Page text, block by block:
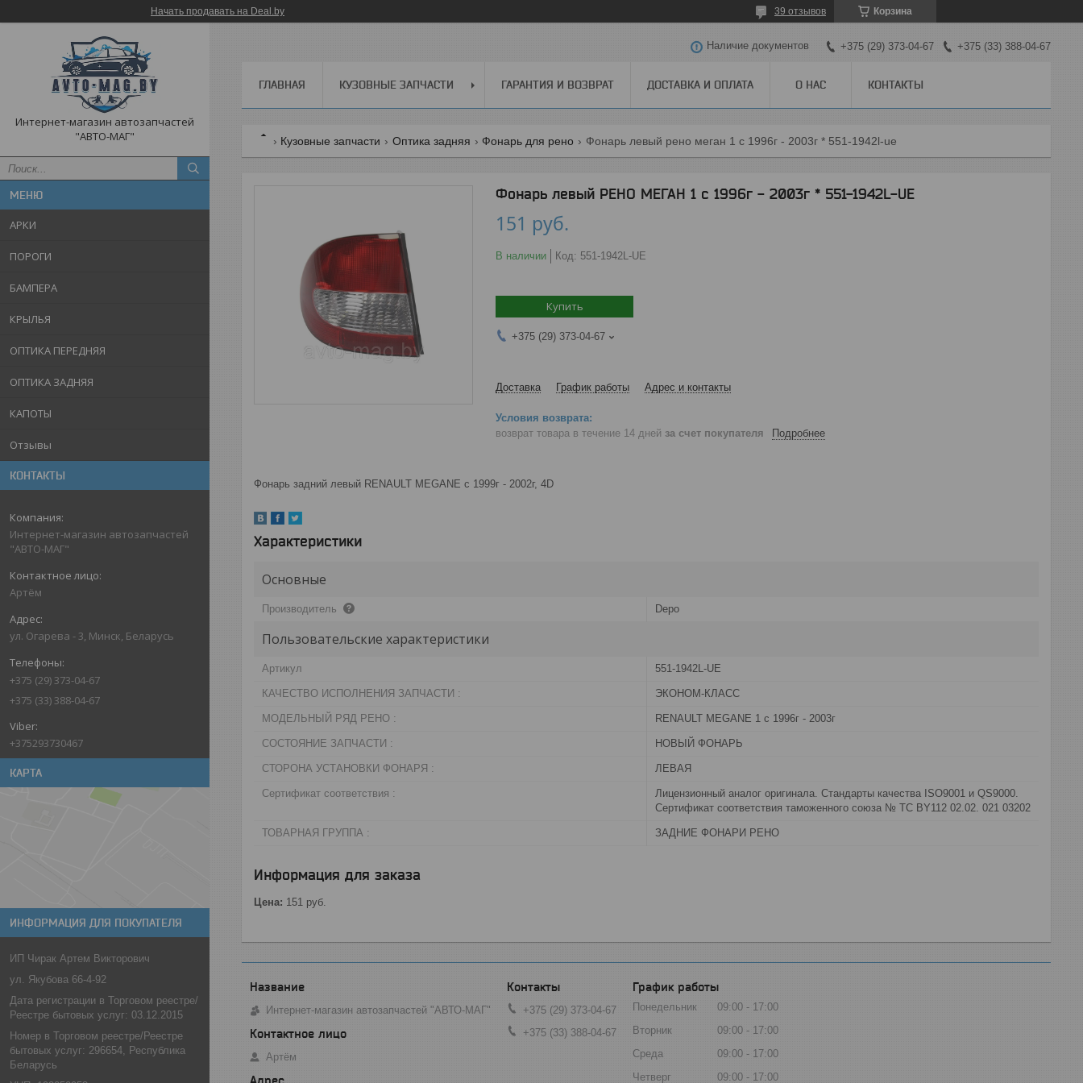
Начать продавать на Deal.by Корзина
39 отзывов
Интернет-магазин автозапчастей
"АВТО-МАГ"
АРКИ
ПОРОГИ
БАМПЕРА
КРЫЛЬЯ
ОПТИКА ПЕРЕДНЯЯ
ОПТИКА ЗАДНЯЯ
КАПОТЫ
Отзывы
КОНТАКТЫ
Интернет-магазин автозапчастей
"АВТО-МАГ"
Артём
ул. Огарева - 3, Минск, Беларусь
+375 (29) 373-04-67
+375 (33) 388-04-67
+375293730467
КАРТА
ИНФОРМАЦИЯ ДЛЯ ПОКУПАТЕЛЯ
ИП Чирак Артем Викторович
ул. Якубова 66-4-92
Дата регистрации в Торговом реестре/
Реестре бытовых услуг: 03.12.2015
Номер в Торговом реестре/Реестре
бытовых услуг: 296654, Республика
Беларусь
Наличие документов +375 (29) 373-04-67 +375 (33) 388-04-67
ГЛАВНАЯ КУЗОВНЫЕ ЗАПЧАСТИ ГАРАНТИЯ И ВОЗВРАТ ДОСТАВКА И ОПЛАТА О НАС КОНТАКТЫ
Кузовные запчасти Оптика задняя Фонарь для рено Фонарь левый рено меган 1 с 1996г - 2003г * 551-1942l-ue
Фонарь левый РЕНО МЕГАН 1 с 1996г - 2003г * 551-1942L-UE
151 руб.
В наличии Код: 551-1942L-UE
Купить
+375 (29) 373-04-67
Доставка График работы Адрес и контакты
возврат товара в течение 14 дней за счет покупателя Подробнее
Фонарь задний левый RENAULT MEGANE с 1999г - 2002г, 4D
Характеристики
Основные
Производитель Depo
Пользовательские характеристики
Артикул 551-1942L-UE
КАЧЕСТВО ИСПОЛНЕНИЯ ЗАПЧАСТИ : ЭКОНОМ-КЛАСС
МОДЕЛЬНЫЙ РЯД РЕНО : RENAULT MEGANE 1 с 1996г - 2003г
СОСТОЯНИЕ ЗАПЧАСТИ : НОВЫЙ ФОНАРЬ
СТОРОНА УСТАНОВКИ ФОНАРЯ : ЛЕВАЯ
Сертификат соответствия :
Лицензионный аналог оригинала. Стандарты качества ISO9001 и QS9000.
Сертификат соответствия таможенного союза № ТС BY112 02.02. 021 03202
ТОВАРНАЯ ГРУППА : ЗАДНИЕ ФОНАРИ РЕНО
Информация для заказа
Цена: 151 руб.
Интернет-магазин автозапчастей "АВТО-МАГ"
Артём
+375 (29) 373-04-67
+375 (33) 388-04-67
График работы
Понедельник 09:00
17:00
Вторник
09:00
17:00
Среда
09:00
17:00
Четверг
09:00 17:00